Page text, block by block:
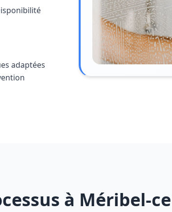
adaptées
à Méribel-